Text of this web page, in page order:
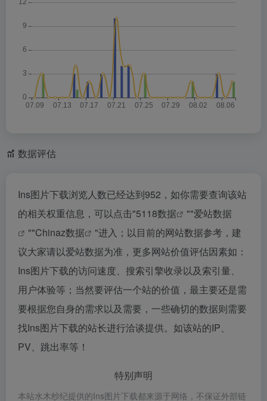
数据评估
Ins图片下载浏览人数已经达到952，如你需要查询该站
的相关权重信息，可以点击"5118数据 ""爱站数据
""Chinaz数据
"进入；以目前的网站数据参考，建
议大家请以爱站数据为准，更多网站价值评估因素如：
Ins图片下载的访问速度、搜索引擎收录以及索引量、
用户体验等；当然要评估一个站的价值，最主要还是需
要根据您自身的需求以及需要，一些确切的数据则需要
找Ins图片下载的站长进行洽谈提供。如该站的IP、
PV、跳出率等！
特别声明
本站水木纱纪提供的Ins图片下载都来源于网络，不保证外部链